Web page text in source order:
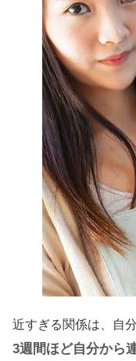
近すぎる関係は、自
3週間ほど自分から